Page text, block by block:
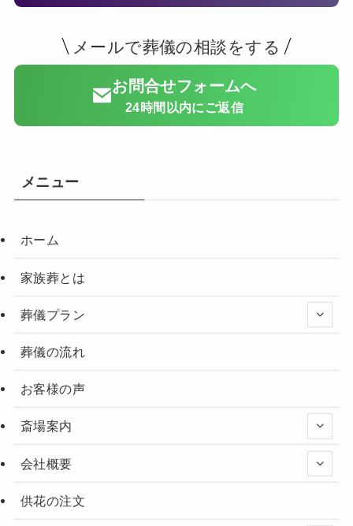
メールで葬儀の相談をする
お問合せフォームへ
24時間以内にご返信
メニュー
ホーム
家族葬とは
葬儀プラン
葬儀の流れ
お客様の声
斎場案内
会社概要
供花の注文